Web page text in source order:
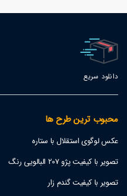
دانلود سریع
محبوب ترین طرح ها
عکس لوگوی استقلال با ستاره
تصویر با کیفیت پژو 207 البالویی رنگ
تصویر با کیفیت گندم زار